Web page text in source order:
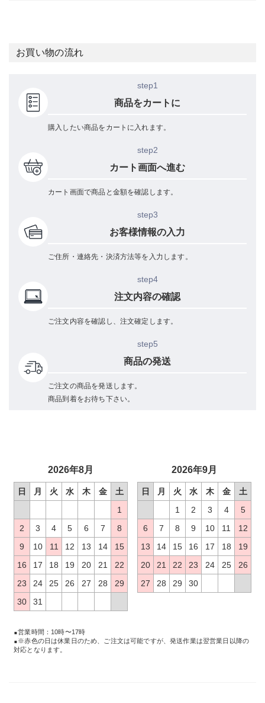
お買い物の流れ
step1
商品をカートに
購入したい商品をカートに入れます。
step2
カート画面へ進む
カート画面で商品と金額を確認します。
step3
お客様情報の入力
ご住所・連絡先・決済方法等を入力します。
step4
注文内容の確認
ご注文内容を確認し、注文確定します。
step5
商品の発送
ご注文の商品を発送します。
商品到着をお待ち下さい。
2026年8月
日 月 火 水 木 金
土
1
2
3 4 5 6 7
8
9
10 11 12 13 14
15
16
17 18 19 20 21
22
23
24 25 26 27 28
29
30
31
2026年9月
日 月 火 水 木 金
土
1
2 3 4
5
6
7 8 9 10 11
12
13
14 15 16 17 18
19
20
21 22 23 24 25
26
27
28 29 30
営業時間：10時〜17時
※赤色の日は休業日のため、ご注文は可能ですが、発送作業は翌営業日以降の
対応となります。